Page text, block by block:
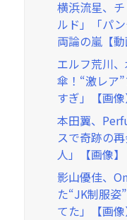
横浜流星、
ルド」「パ
両論の嵐【動
エルフ荒川
傘！“激レア
すぎ」【画像
本田翼、
スで奇跡の
人」【画像】
影山優佳、
た“JK制服姿
てた」【画像